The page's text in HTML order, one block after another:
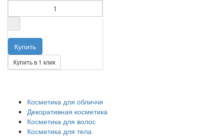
Купить в 1 клик
Косметика для обличчя
Декоративная косметика
Косметика для волос
Косметика для тела